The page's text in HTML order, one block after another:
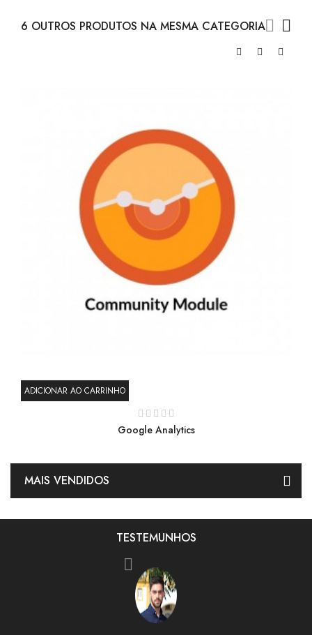
6 OUTROS PRODUTOS NA MESMA CATEGORIA
ADICIONAR AO CARRINHO
Google Analytics
MAIS VENDIDOS
TESTEMUNHOS